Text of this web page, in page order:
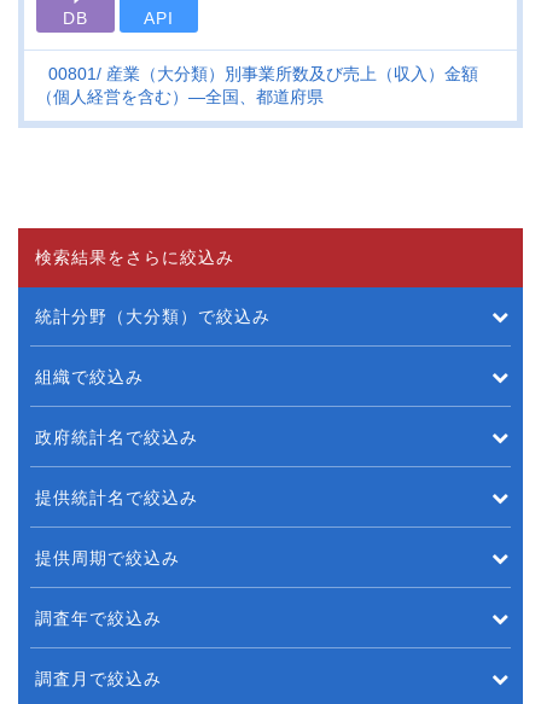
DB API
00801 産業（大分類）別事業所数及び売上（収入）金額
（個人経営を含む）―全国、都道府県
検索結果をさらに絞込み
統計分野（大分類）で絞込み
組織で絞込み
政府統計名で絞込み
提供統計名で絞込み
提供周期で絞込み
調査年で絞込み
調査月で絞込み